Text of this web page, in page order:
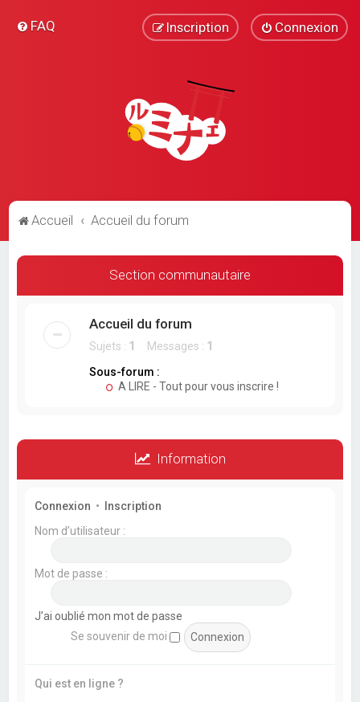
FAQ Connexion
Inscription
Accueil Accueil du forum
Section communautaire
Accueil du forum
Sujets : 1 Messages : 1
Sous-forum :
A LIRE - Tout pour vous inscrire !
Information
Connexion •
Inscription
Nom d’utilisateur :
Mot de passe :
J’ai oublié mon mot de passe
Se souvenir de moi
Qui est en ligne ?